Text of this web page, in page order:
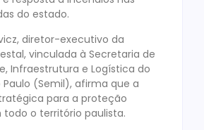
do estado.
diretor-executivo da
vinculada à Secretaria de
Infraestrutura e Logística do
Paulo (Semil), afirma que a
para a proteção
o território paulista.